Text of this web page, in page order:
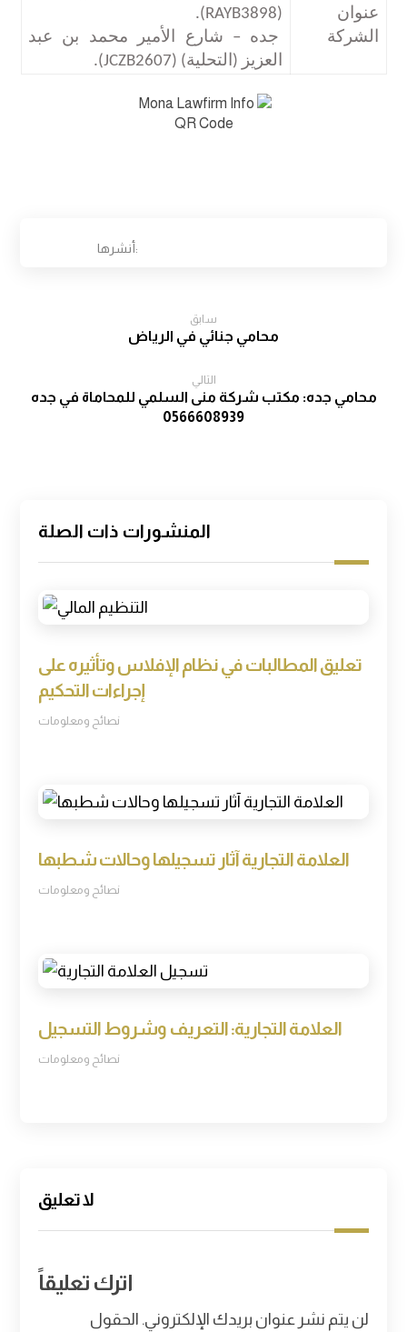
عنوان
الشركة
(RAYB3898)
.
جده – شارع الأمير محمد بن عبد
العزيز (التحلية) (JCZB2607)
.
سابق
محامي جنائي في الرياض
التالي
محامي جده: مكتب شركة منى السلمي للمحاماة في جده
0566608939
المنشورات ذات الصلة
تعليق المطالبات في نظام الإفلاس وتأثيره على
إجراءات التحكيم
نصائح ومعلومات
العلامة التجارية آثار تسجيلها وحالات شطبها
نصائح ومعلومات
العلامة التجارية: التعريف وشروط التسجيل
نصائح ومعلومات
لا تعليق
اترك تعليقاً
لن يتم نشر عنوان بريدك الإلكتروني. الحقول